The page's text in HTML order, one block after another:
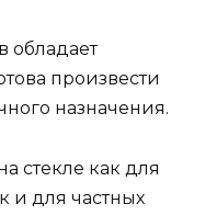
обладает
произвести
назначения.
стекле как для
и для частных